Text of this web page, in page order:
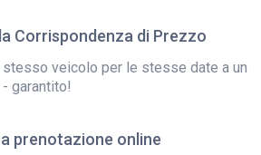
Corrispondenza di Prezzo
stesso veicolo per le stesse date a un
garantito!
prenotazione online